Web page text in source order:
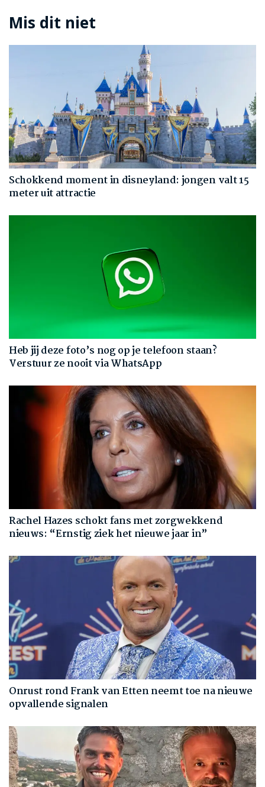
Mis dit niet
Schokkend moment in disneyland: jongen valt 15
meter uit attractie
Heb jij deze foto’s nog op je telefoon staan?
Verstuur ze nooit via WhatsApp
Rachel Hazes schokt fans met zorgwekkend
nieuws: “Ernstig ziek het nieuwe jaar in”
Onrust rond Frank van Etten neemt toe na nieuwe
opvallende signalen